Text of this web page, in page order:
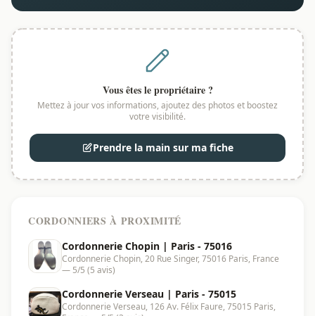
Vous êtes le propriétaire ?
Mettez à jour vos informations, ajoutez des photos et boostez
votre visibilité.
Prendre la main sur ma fiche
CORDONNIERS À PROXIMITÉ
Cordonnerie Chopin | Paris - 75016
Cordonnerie Chopin, 20 Rue Singer, 75016 Paris, France
— 5/5 (5 avis)
Cordonnerie Verseau | Paris - 75015
Cordonnerie Verseau, 126 Av. Félix Faure, 75015 Paris,